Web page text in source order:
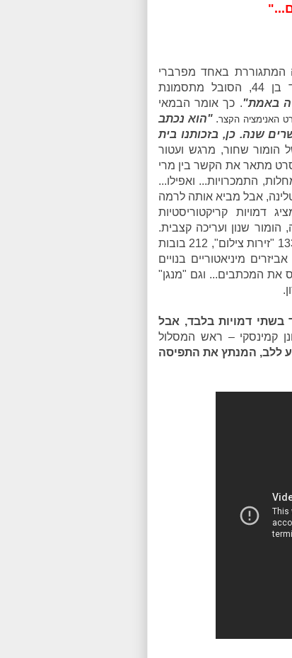
המתגוררת באחד מפרברי
מלבורן עם אמה האלכוהוליסטית, לבין מאקס, שמן בודד בן 44, הסובל מתסמונת
באמת". כך אומר הבמאי
."הוא נכתב
שנה. כן, בזכותנו בית
הומור שחור, מרגש ועטור
לפתוח את פסטיבל סאנדנס בשנת 2009. הסרט מתאר את הקשר בין מרי
מורדות, מחלות, התמכרויות... ואפילו...
אבל מביא אותה לרמה
דמויות קריקטוריסטיות
שנון ועריכה קצבית.
לצורך ההפקה שנמשכה 57 שבועות, יצרו 120 אמני הפיסול 133 "זירות צילום", 212 בובות
פלסטלינה (מפורטות עד לרמת השומה שמעל לעין), ו-475 אביזרים מיניאטוריים בנויים
את המכתבים... וגם "מנגן"
בשתי דמויות בלבד, אבל
קמינסקי – ראש המסלול
ללב, המנתץ את התפיסה